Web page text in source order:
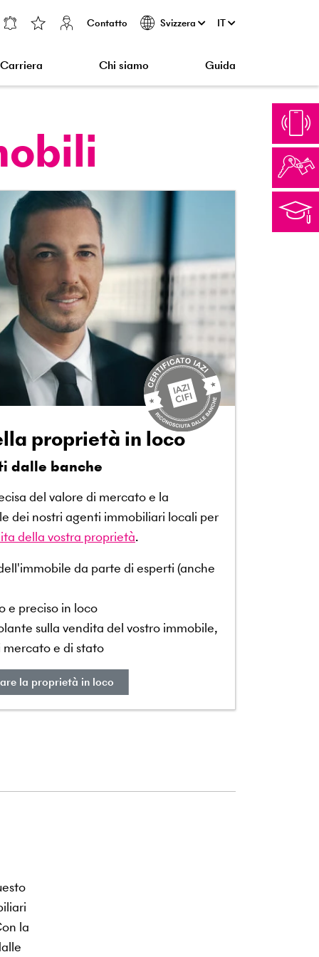
Contatto Svizzera IT
Carriera Chi siamo Guida
proprietà in loco
dalle banche
del valore di mercato e la
dei nostri agenti immobiliari locali per
della vostra proprietà.
da parte di esperti (anche
e preciso in loco
sulla vendita del vostro immobile,
e di stato
la proprietà in loco
la